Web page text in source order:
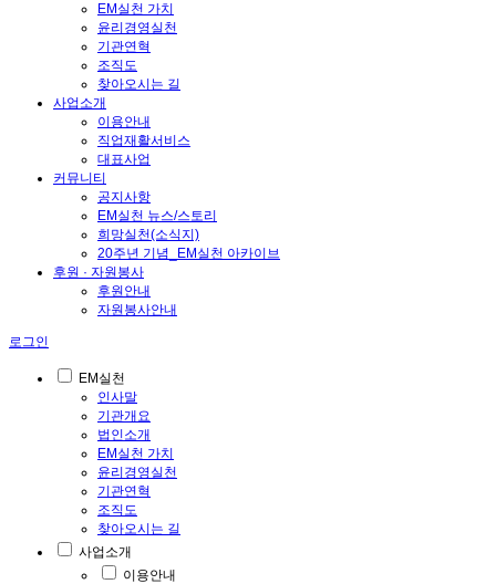
EM실천 가치
윤리경영실천
기관연혁
조직도
찾아오시는 길
사업소개
이용안내
직업재활서비스
대표사업
커뮤니티
공지사항
EM실천 뉴스/스토리
희망실천(소식지)
20주년 기념_EM실천 아카이브
후원 · 자원봉사
후원안내
자원봉사안내
로그인
EM실천
인사말
기관개요
법인소개
EM실천 가치
윤리경영실천
기관연혁
조직도
찾아오시는 길
사업소개
이용안내